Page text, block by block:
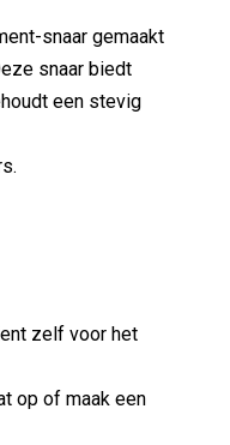
snaar gemaakt
snaar biedt
een stevig
zelf voor het
op of maak een